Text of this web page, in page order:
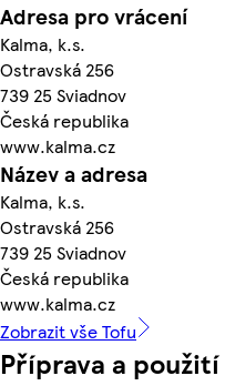
Adresa pro vrácení
Kalma, k.s.
Ostravská 256
739 25 Sviadnov
Česká republika
www.kalma.cz
Název a adresa
Kalma, k.s.
Ostravská 256
739 25 Sviadnov
Česká republika
www.kalma.cz
Zobrazit vše Tofu
Příprava a použití